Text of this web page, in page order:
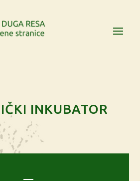
INKUBATOR